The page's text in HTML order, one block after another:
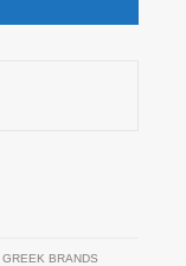
GREEK BRANDS